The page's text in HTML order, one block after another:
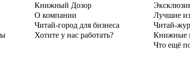
Книжный Дозор
О компании
Читай-город для бизнеса
Хотите у нас работать?
Лучшие
Читай-
Книжные
Что ещё